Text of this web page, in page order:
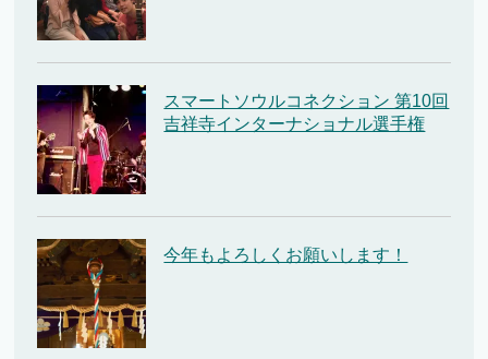
スマートソウルコネクション 第10回
吉祥寺インターナショナル選手権
今年もよろしくお願いします！